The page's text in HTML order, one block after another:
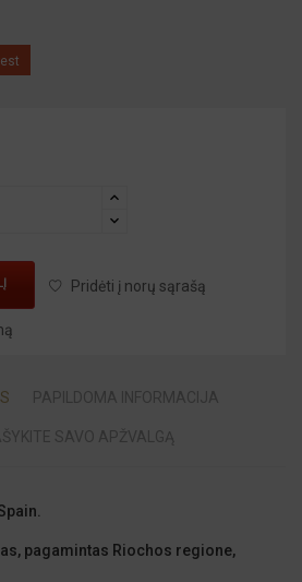
Pridėti į norų sąrašą
PAPILDOMA INFORMACIJA
SAVO APŽVALGĄ
pagamintas Riochos regione,